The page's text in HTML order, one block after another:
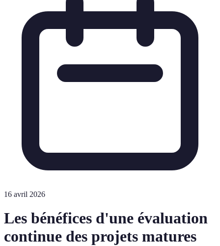
16 avril 2026
Les bénéfices d'une évaluation
continue des projets matures